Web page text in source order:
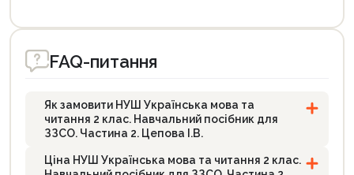
FAQ-питання
Як замовити НУШ Українська мова та
читання 2 клас. Навчальний посібник для
ЗЗСО. Частина 2. Цепова І.В.
Ціна НУШ Українська мова та читання 2 клас.